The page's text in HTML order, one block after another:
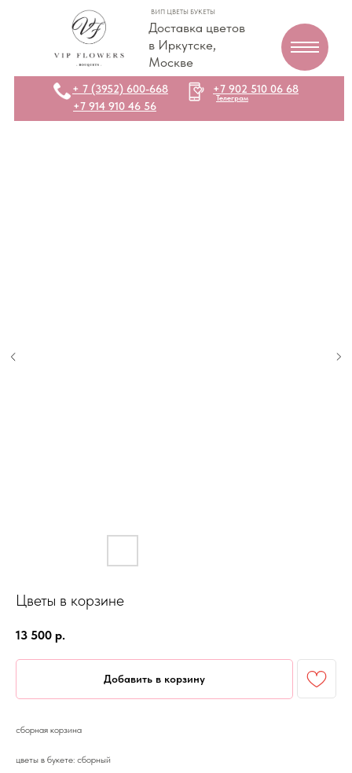
Доставка цветов
в Иркутске,
Москве
ВИП ЦВЕТЫ БУКЕТЫ
+7 914 910 46 56
+7 902 510 06 68
Телеграм
+ 7 (3952) 600-668
Цветы в корзине
13 500 р.
Добавить в корзину
сборная корзина
цветы в букете: сборный